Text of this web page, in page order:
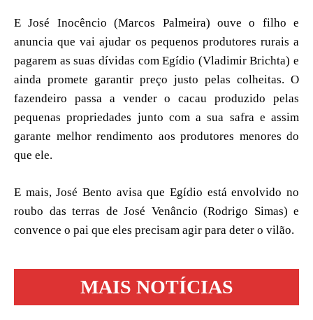
E José Inocêncio (Marcos Palmeira) ouve o filho e
anuncia que vai ajudar os pequenos produtores rurais a
pagarem as suas dívidas com Egídio (Vladimir Brichta) e
ainda promete garantir preço justo pelas colheitas. O
fazendeiro passa a vender o cacau produzido pelas
pequenas propriedades junto com a sua safra e assim
garante melhor rendimento aos produtores menores do
que ele.
E mais, José Bento avisa que Egídio está envolvido no
roubo das terras de José Venâncio (Rodrigo Simas) e
convence o pai que eles precisam agir para deter o vilão.
MAIS NOTÍCIAS